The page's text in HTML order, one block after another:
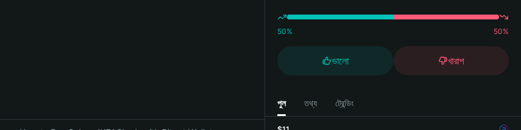
50% 50%
ভালো খারাপ
পুল তথ্য ট্রেন্ডিং